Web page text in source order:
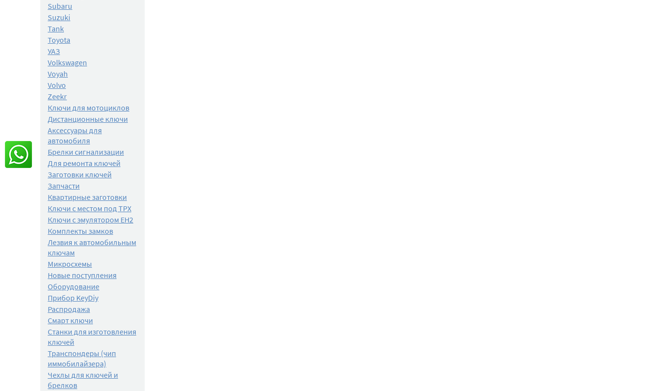
Subaru
Suzuki
Tank
Toyota
УАЗ
Volkswagen
Voyah
Volvo
Zeekr
Ключи для мотоциклов
Дистанционные ключи
Аксессуары для
автомобиля
Брелки сигнализации
Для ремонта ключей
Заготовки ключей
Запчасти
Квартирные заготовки
Ключи с местом под TPX
Ключи с эмулятором EH2
Комплекты замков
Лезвия к автомобильным
ключам
Микросхемы
Новые поступления
Оборудование
Прибор KeyDiy
Распродажа
Смарт ключи
Станки для изготовления
ключей
Транспондеры (чип
иммобилайзера)
Чехлы для ключей и
брелков